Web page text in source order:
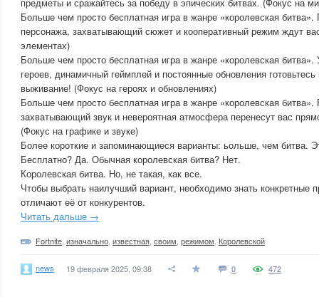
Больше чем просто бесплатная игра в жанре «королевская битва».
персонажа, захватывающий сюжет и кооперативный режим ждут
элементах)
Больше чем просто бесплатная игра в жанре «королевская битва».
героев, динамичный геймплей и постоянные обновления
выживание! (Фокус на героях и обновлениях)
Больше чем просто бесплатная игра в жанре «королевская битва».
захватывающий звук и невероятная атмосфера перенесут вас
(Фокус на графике и звуке)
Более короткие и запоминающиеся варианты: ьольше, чем битва.
Бесплатно? Да. Обычная королевская битва? Нет.
Королевская битва. Но, не такая, как все.
Чтобы выбрать наилучший вариант, необходимо знать конкретные
отличают её от конкурентов.
Читать дальше →
Fortnite изначально известная своим режимом Королевской
news 19 февраля 2025, 09:38 0 472